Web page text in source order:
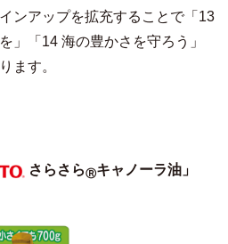
ンアップを拡充することで「 13
」「 14 海の豊かさを守ろう」
ます。
さらさらⓇキャノーラ油」